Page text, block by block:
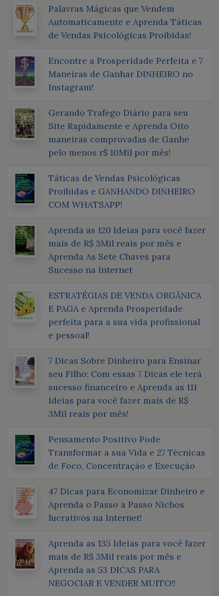
Palavras Mágicas que Vendem
Automaticamente e Aprenda Táticas
de Vendas Psicológicas Proibidas!
Encontre a Prosperidade Perfeita e 7
Maneiras de Ganhar DINHEIRO no
Instagram!
Gerando Trafego Diário para seu
Site Rapidamente e Aprenda Oito
maneiras comprovadas de Ganhe
pelo menos r$ 10Mil por mês!
Táticas de Vendas Psicológicas
Proibidas e GANHANDO DINHEIRO
COM WHATSAPP!
Aprenda as 120 Ideias para você fazer
mais de R$ 3Mil reais por mês e
Aprenda As Sete Chaves para
Sucesso na Internet
ESTRATÉGIAS DE VENDA ORGÂNICA
E PAGA e Aprenda Prosperidade
perfeita para a sua vida profissional
e pessoal!
7 Dicas Sobre Dinheiro para Ensinar
seu Filho: Com essas 7 Dicas ele terá
sucesso financeiro e Aprenda as 111
Ideias para você fazer mais de R$
3Mil reais por mês!
Pensamento Positivo Pode
Transformar a sua Vida e 27 Técnicas
de Foco, Concentração e Execução
47 Dicas para Economizar Dinheiro e
Aprenda o Passo a Passo Nichos
lucrativos na Internet!
Aprenda as 135 Ideias para você fazer
mais de R$ 3Mil reais por mês e
Aprenda as 53 DICAS PARA
NEGOCIAR E VENDER MUITO!!